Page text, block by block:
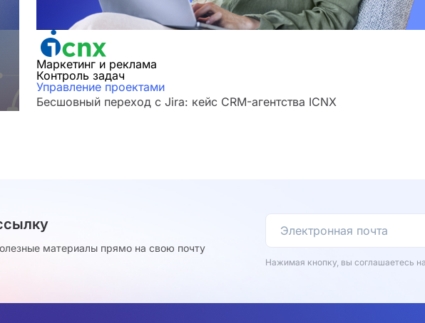
Маркетинг и реклама
Контроль задач
Управление проектами
Бесшовный переход с Jira: кейс CRM-агентства ICNX
материалы прямо на свою почту
Нажимая кнопку, вы соглашаетесь на